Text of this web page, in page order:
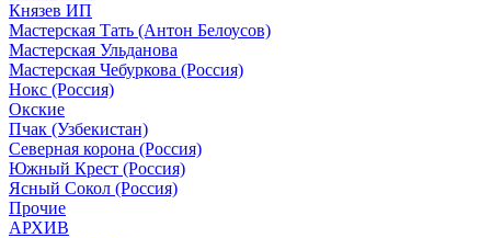
Князев ИП
Мастерская Тать (Антон Белоусов)
Мастерская Ульданова
Мастерская Чебуркова (Россия)
Нокс (Россия)
Окские
Пчак (Узбекистан)
Северная корона (Россия)
Южный Крест (Россия)
Ясный Сокол (Россия)
Прочие
АРХИВ